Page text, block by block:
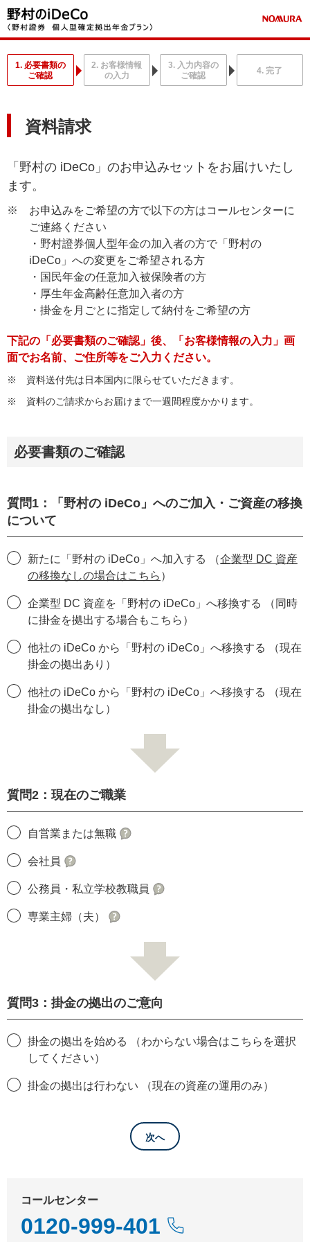
1. 必要書類の
ご確認
2. お客様情報
の入力
3. 入力内容の
ご確認
4. 完了
資料請求
「野村の iDeCo」のお申込みセットをお届けいたし
ます。
お申込みをご希望の方で以下の方はコールセンターに
ご連絡ください
・野村證券個人型年金の加入者の方で「野村の
iDeCo」への変更をご希望される方
・国民年金の任意加入被保険者の方
・厚生年金高齢任意加入者の方
・掛金を月ごとに指定して納付をご希望の方
下記の「必要書類のご確認」後、「お客様情報の入力」画
面でお名前、ご住所等をご入力ください。
資料送付先は日本国内に限らせていただきます。
資料のご請求からお届けまで一週間程度かかります。
必要書類のご確認
質問1：「野村の iDeCo」へのご加入・ご資産の移換
について
新たに「野村の iDeCo」へ加入する （企業型 DC 資産
の移換なしの場合はこちら ）
企業型 DC 資産を「野村の iDeCo」へ移換する （同時
に掛金を拠出する場合もこちら）
他社の iDeCo から「野村の iDeCo」へ移換する （現在
掛金の拠出あり）
他社の iDeCo から「野村の iDeCo」へ移換する （現在
掛金の拠出なし）
質問2：現在のご職業
自営業または無職
会社員
公務員・私立学校教職員
専業主婦（夫）
質問3：掛金の拠出のご意向
掛金の拠出を始める （わからない場合はこちらを選択
してください）
掛金の拠出は行わない （現在の資産の運用のみ）
次へ
コールセンター
0120-999-401